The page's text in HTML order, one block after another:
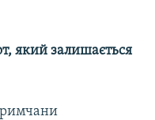
який залишається